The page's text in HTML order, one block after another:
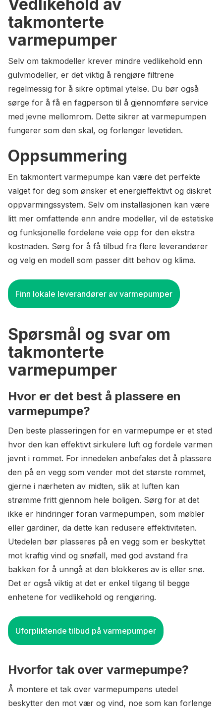
Vedlikehold av
takmonterte
varmepumper
Selv om takmodeller krever mindre vedlikehold enn
gulvmodeller, er det viktig å rengjøre filtrene
regelmessig for å sikre optimal ytelse. Du bør også
sørge for å få en fagperson til å gjennomføre service
med jevne mellomrom. Dette sikrer at varmepumpen
fungerer som den skal, og forlenger levetiden.
Oppsummering
En takmontert varmepumpe kan være det perfekte
valget for deg som ønsker et energieffektivt og diskret
oppvarmingssystem. Selv om installasjonen kan være
litt mer omfattende enn andre modeller, vil de estetiske
og funksjonelle fordelene veie opp for den ekstra
kostnaden. Sørg for å få tilbud fra flere leverandører
og velg en modell som passer ditt behov og klima.
Finn lokale leverandører av varmepumper
Spørsmål og svar om
takmonterte
varmepumper
Hvor er det best å plassere en
varmepumpe?
Den beste plasseringen for en varmepumpe er et sted
hvor den kan effektivt sirkulere luft og fordele varmen
jevnt i rommet. For innedelen anbefales det å plassere
den på en vegg som vender mot det største rommet,
gjerne i nærheten av midten, slik at luften kan
strømme fritt gjennom hele boligen. Sørg for at det
ikke er hindringer foran varmepumpen, som møbler
eller gardiner, da dette kan redusere effektiviteten.
Utedelen bør plasseres på en vegg som er beskyttet
mot kraftig vind og snøfall, med god avstand fra
bakken for å unngå at den blokkeres av is eller snø.
Det er også viktig at det er enkel tilgang til begge
enhetene for vedlikehold og rengjøring.
Uforpliktende tilbud på varmepumper
Hvorfor tak over varmepumpe?
Å montere et tak over varmepumpens utedel
beskytter den mot vær og vind, noe som kan forlenge